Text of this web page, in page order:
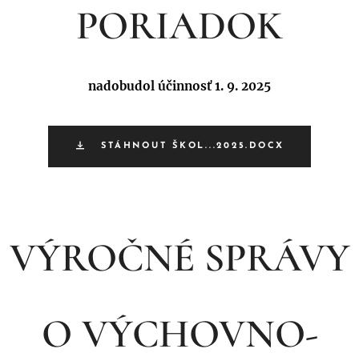
PORIADOK
nadobudol účinnosť 1. 9. 2025
STÁHNOUT ŠKOL...2025.DOCX
VÝROČNÉ SPRÁVY
O VÝCHOVNO-